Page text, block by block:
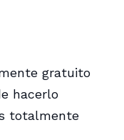
gratuito
hacerlo
totalmente